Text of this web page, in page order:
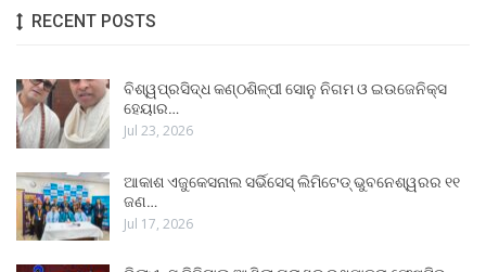
RECENT POSTS
ବିଶ୍ୱପ୍ରସିଦ୍ଧ କଣ୍ଠଶିଳ୍ପୀ ସୋନୁ ନିଗମ ଓ ଇଉଜେନିକ୍ସ
ହେୟାର…
Jul 23, 2026
ଆକାଶ ଏଜୁକେସନାଲ ସର୍ଭିସେସ୍ ଲିମିଟେଡ୍ ଭୁବନେଶ୍ୱରର ୧୧
ଜଣ…
Jul 17, 2026